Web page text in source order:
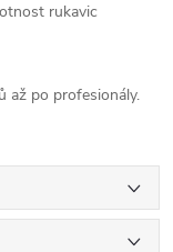
rukavic
až po profesionály.